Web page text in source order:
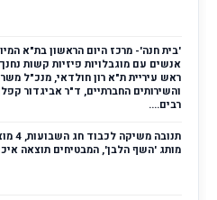
'בית חנה'- מרכז היום הראשון בת"א
אנשים עם מוגבלויות פיזיות קשות
ראש עיריית ת"א רון חולדאי, מנכ"ל
והשירותים החברתיים, ד"ר אביגדור
רבים....
מותג 'השף הלבן', המבטיחים תוצאה